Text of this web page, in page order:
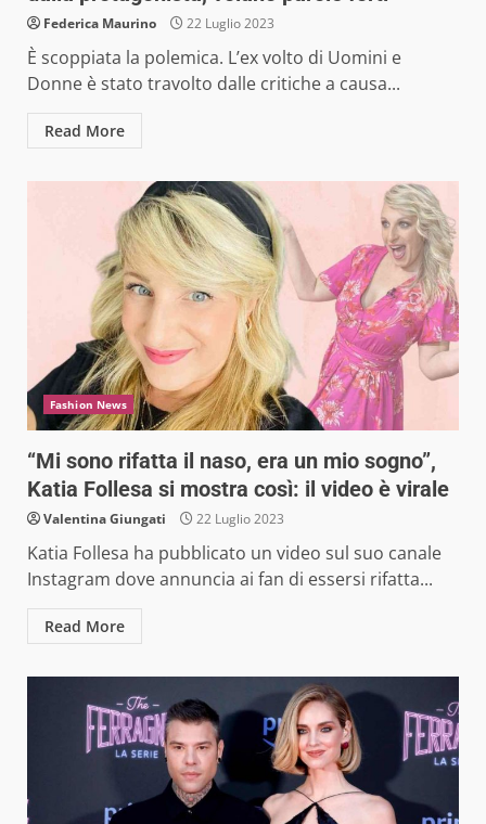
Federica Maurino 22 Luglio 2023
È scoppiata la polemica. L’ex volto di Uomini e
Donne è stato travolto dalle critiche a causa...
Read More
Fashion News
“Mi sono rifatta il naso, era un mio sogno”,
Katia Follesa si mostra così: il video è virale
Valentina Giungati 22 Luglio 2023
Katia Follesa ha pubblicato un video sul suo canale
Instagram dove annuncia ai fan di essersi rifatta...
Read More